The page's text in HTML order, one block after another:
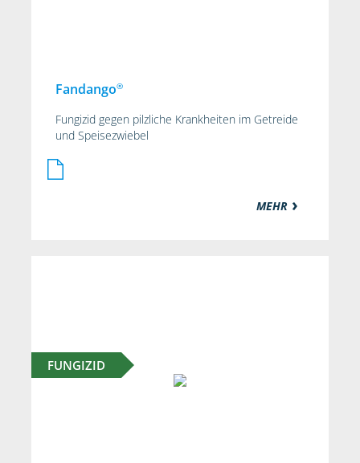
Fandango®
Fungizid gegen pilzliche Krankheiten im Getreide
und Speisezwiebel
MEHR
FUNGIZID